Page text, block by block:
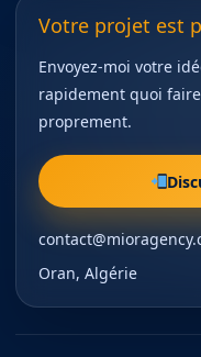
Votre projet est
Envoyez-moi votre
rapidement quoi
proprement.
Oran, Algérie